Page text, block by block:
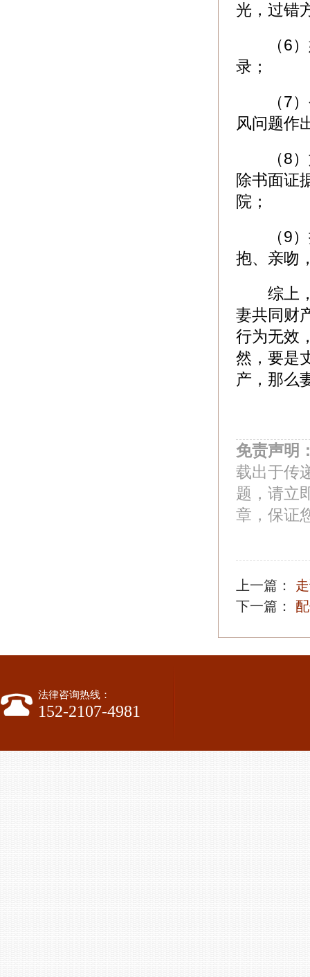
光，过错
（6）嫖
录；
（7）公
风问题作
（8）如
除书面证
院；
（9）抓
抱、亲吻
综上，
妻共同财
行为无效
然，要是
产，那么
免责声明
载出于传
题，请立
章，保证
上一篇：
下一篇：
法律咨询热线：
152-2107-4981